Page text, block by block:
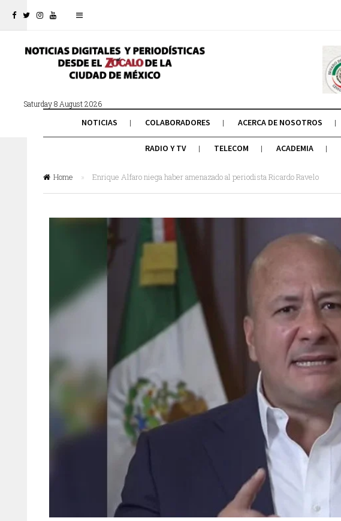
Saturday 8 August 2026
NOTICIAS COLABORADORES ACERCA DE NOSOTROS
RADIO Y TV TELECOM ACADEMIA
Home » Enrique Alfaro niega haber amenazado al periodista Ricardo Ravelo